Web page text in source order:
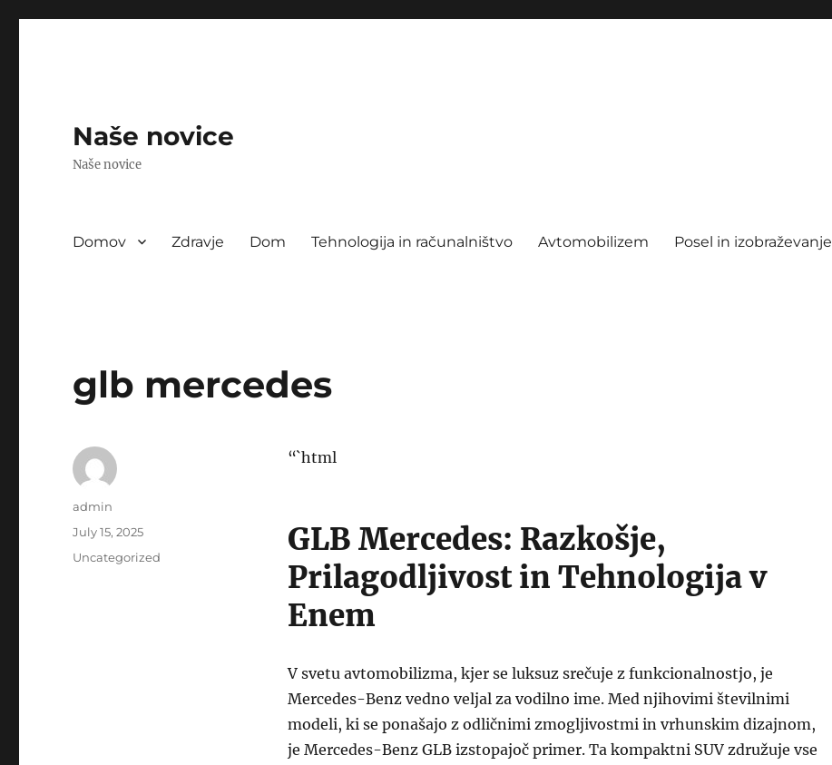
Naše novice
Naše novice
Domov Zdravje Dom Tehnologija in računalništvo Avtomobilizem Posel in izobraževanje
glb mercedes
“`html
GLB Mercedes: Razkošje,
Prilagodljivost in Tehnologija v
Enem
V svetu avtomobilizma, kjer se luksuz srečuje z funkcionalnostjo, je
Mercedes-Benz vedno veljal za vodilno ime. Med njihovimi številnimi
modeli, ki se ponašajo z odličnimi zmogljivostmi in vrhunskim dizajnom,
je Mercedes-Benz GLB izstopajoč primer. Ta kompaktni SUV združuje vse
Author
admin
Posted
July 15, 2025
Categories
Uncategorized